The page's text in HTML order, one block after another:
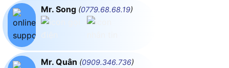
Mr. Song (0779.68.68.19)
Mr. Quân (0909.346.736)